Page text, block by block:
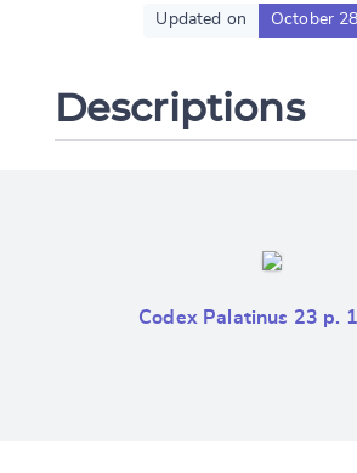
Updated on October
Descriptions
Codex Palatinus 23 p.